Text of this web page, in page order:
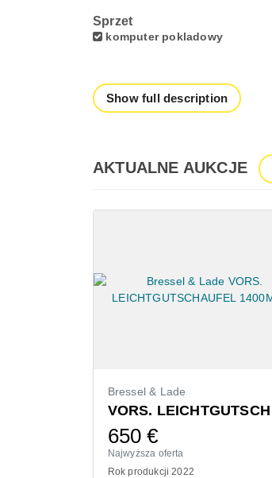
Sprzet
komputer pokladowy
Show full description
AKTUALNE AUKCJE
Bressel & Lade
650 €
Najwyższa oferta
Rok produkcji 2022